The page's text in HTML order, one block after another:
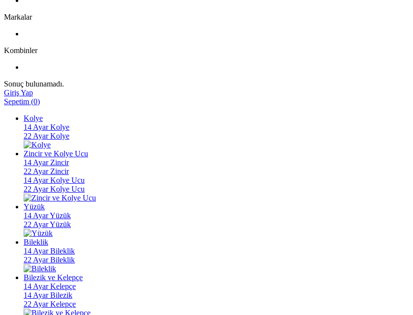
Markalar
Kombinler
Sonuç bulunamadı.
Giriş Yap
Sepetim (0)
Kolye
14 Ayar Kolye
22 Ayar Kolye
Zincir ve Kolye Ucu
14 Ayar Zincir
22 Ayar Zincir
14 Ayar Kolye Ucu
22 Ayar Kolye Ucu
Yüzük
14 Ayar Yüzük
22 Ayar Yüzük
Bileklik
14 Ayar Bileklik
22 Ayar Bileklik
Bilezik ve Kelepçe
14 Ayar Kelepçe
14 Ayar Bilezik
22 Ayar Kelepçe